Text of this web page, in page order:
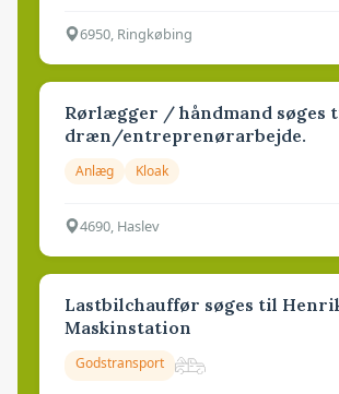
6950, Ringkøbing
Rørlægger / håndmand søges
dræn/entreprenørarbejde.
Anlæg Kloak
4690, Haslev
Lastbilchauffør søges til
Maskinstation
Godstransport